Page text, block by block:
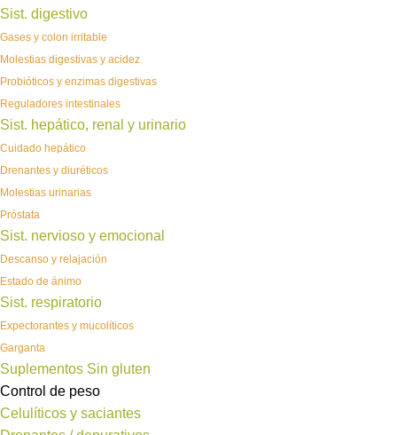
Sist. digestivo
Gases y colon irritable
Molestias digestivas y acidez
Probióticos y enzimas digestivas
Reguladores intestinales
Sist. hepático, renal y urinario
Cuidado hepático
Drenantes y diuréticos
Molestias urinarias
Próstata
Sist. nervioso y emocional
Descanso y relajación
Estado de ánimo
Sist. respiratorio
Expectorantes y mucolíticos
Garganta
Suplementos Sin gluten
Control de peso
Celulíticos y saciantes